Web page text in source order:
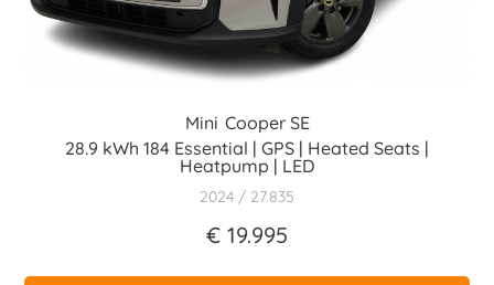
Mini Cooper SE
28.9 kWh 184 Essential | GPS | Heated Seats |
Heatpump | LED
2024 27.835
€ 19.995